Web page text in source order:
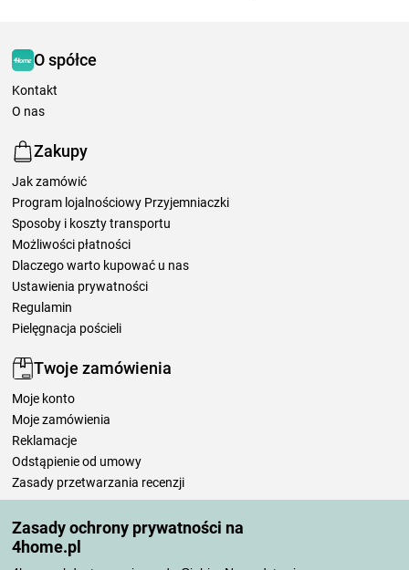
Zasady ochrony prywatności na
4home.pl
O spółce
Kontakt
O nas
Zakupy
Jak zamówić
Program lojalnościowy Przyjemniaczki
Sposoby i koszty transportu
Możliwości płatności
Dlaczego warto kupować u nas
Ustawienia prywatności
Regulamin
Pielęgnacja pościeli
Twoje zamówienia
Moje konto
Moje zamówienia
Reklamacje
Odstąpienie od umowy
Zasady przetwarzania recenzji
Sposoby transportu